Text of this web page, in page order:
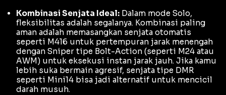
Kombinasi Senjata Ideal: Dalam mode Solo,
fleksibilitas adalah segalanya. Kombinasi paling
aman adalah memasangkan senjata otomatis
seperti M416 untuk pertempuran jarak menengah
dengan Sniper tipe Bolt-Action (seperti M24 atau
AWM) untuk eksekusi instan jarak jauh. Jika kamu
lebih suka bermain agresif, senjata tipe DMR
seperti Mini14 bisa jadi alternatif untuk mencicil
darah musuh.